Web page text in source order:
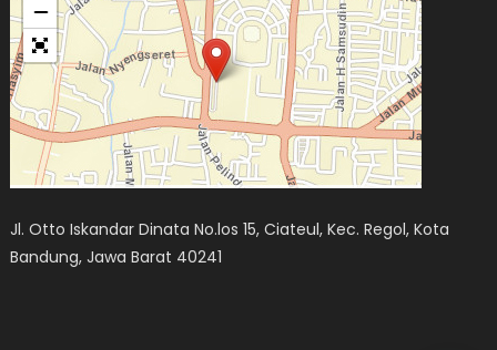
Jl. Otto Iskandar Dinata No.los 15, Ciateul, Kec. Regol, Kota
Bandung, Jawa Barat 40241